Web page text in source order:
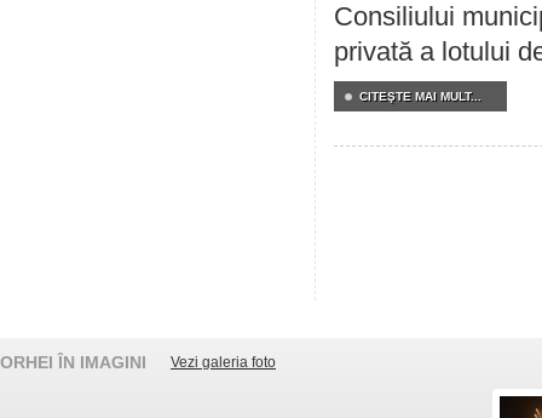
Consiliului
privată a lotului
CITEŞTE MAI MULT...
ORHEI ÎN IMAGINI Vezi galeria foto